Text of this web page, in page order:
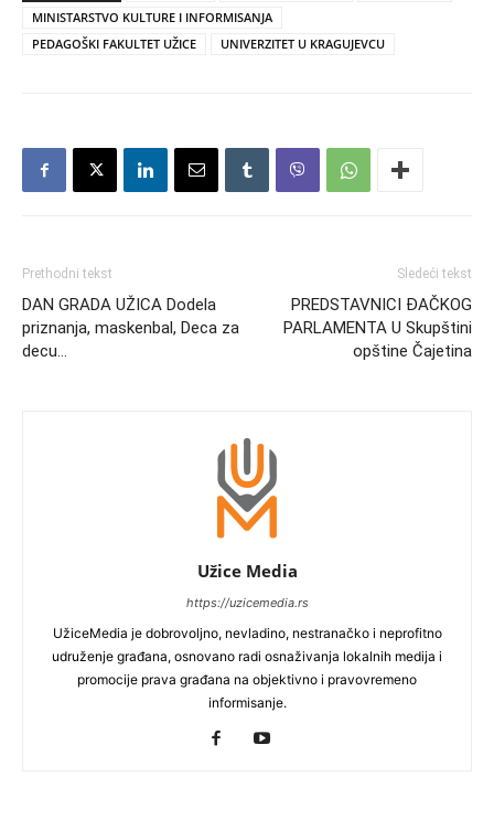
MINISTARSTVO KULTURE I INFORMISANJA
PEDAGOŠKI FAKULTET UŽICE
UNIVERZITET U KRAGUJEVCU
Prethodni tekst
DAN GRADA UŽICA Dodela
priznanja, maskenbal, Deca za
decu…
Sledeći tekst
PREDSTAVNICI ĐAČKOG
PARLAMENTA U Skupštini
opštine Čajetina
Užice Media
https://uzicemedia.rs
UžiceMedia je dobrovoljno, nevladino, nestranačko i neprofitno
udruženje građana, osnovano radi osnaživanja lokalnih medija i
promocije prava građana na objektivno i pravovremeno
informisanje.